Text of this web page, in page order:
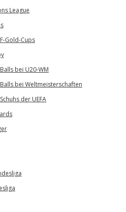
League
Gold-Cups
bei U20-WM
bei Weltmeisterschaften
der UEFA